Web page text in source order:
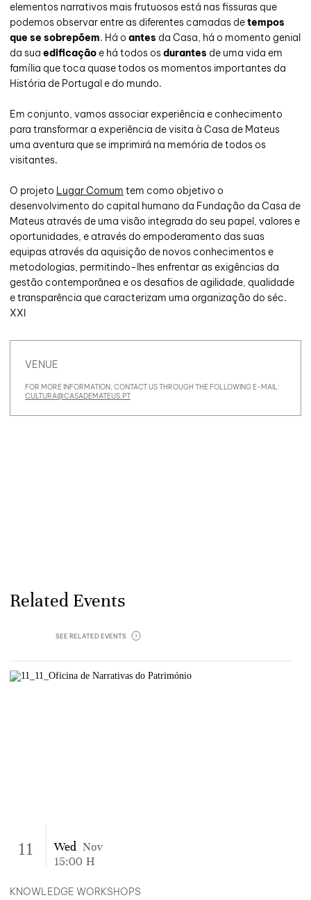
elementos narrativos mais frutuosos está nas fissuras que
podemos observar entre as diferentes camadas detempos
que se sobrepõem. Há o antes da Casa, há o momento genial
da sua edificação e há todos osdurantes de uma vida em
família que toca quase todos os momentos importantes da
História de Portugal e do mundo.
Em conjunto, vamos associar experiência e conhecimento
para transformar a experiência de visita à Casa de Mateus
uma aventura que se imprimirá na memória de todos os
visitantes.
O projeto Lugar Comum tem como objetivo o
desenvolvimento do capital humano da Fundação da Casa de
Mateus através de uma visão integrada do seu papel, valores e
oportunidades, e através do empoderamento das suas
equipas através da aquisição de novos conhecimentos e
metodologias, permitindo-lhes enfrentar as exigências da
gestão contemporânea e os desafios de agilidade, qualidade
e transparência que caracterizam uma organização do séc.
XXI
VENUE
FOR MORE INFORMATION, CONTACT US THROUGH THE FOLLOWING E-MAIL:
CULTURA@CASADEMATEUS.PT
Related Events
SEE ‎ RELATED EVENTS
11 Wed Nov
15:00 H
KNOWLEDGE WORKSHOPS